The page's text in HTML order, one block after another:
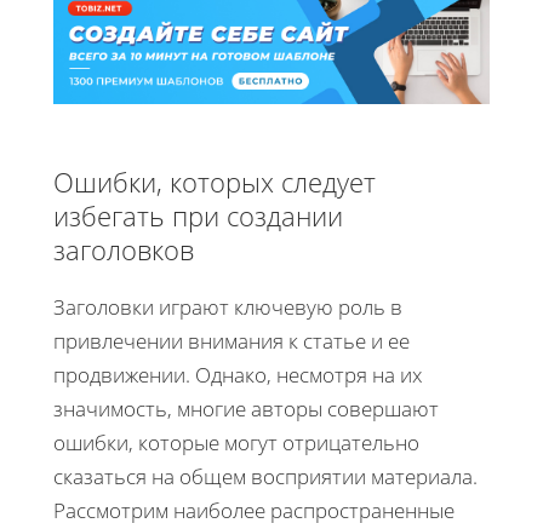
Ошибки, которых следует
избегать при создании
заголовков
Заголовки играют ключевую роль в
привлечении внимания к статье и ее
продвижении. Однако, несмотря на их
значимость, многие авторы совершают
ошибки, которые могут отрицательно
сказаться на общем восприятии материала.
Рассмотрим наиболее распространенные